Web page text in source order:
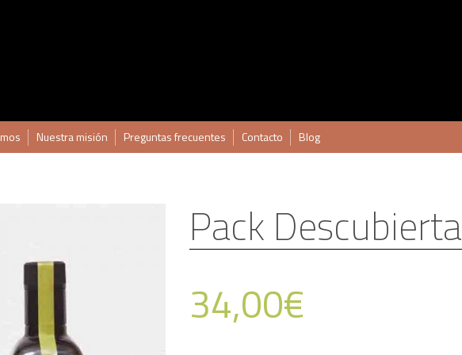
Nuestra misión Preguntas frecuentes Contacto Blog
Pack Descubierta
34,00€